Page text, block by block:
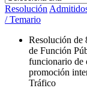
Resolución
/ Temario
Resolución de
de Función
funcionario de
promoción
Tráfico